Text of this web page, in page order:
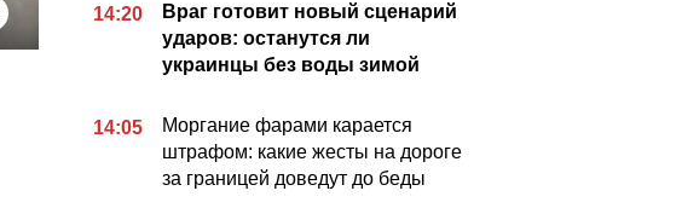
14:20
Враг готовит новый сценарий
ударов: останутся ли
украинцы без воды зимой
14:05
Моргание фарами карается
штрафом: какие жесты на дороге
за границей доведут до беды